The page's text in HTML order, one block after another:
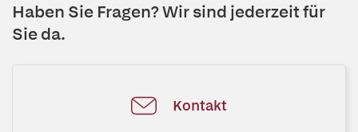
Haben Sie Fragen? Wir sind jederzeit für
Sie da.
Kontakt